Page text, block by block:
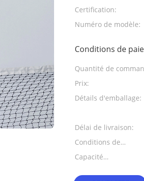
Certification:
Numéro de modèle:
Conditions de
Quantité de
min:
Prix:
Détails d'emballage:
Délai de livraison:
Conditions de
paiement:
Capacité